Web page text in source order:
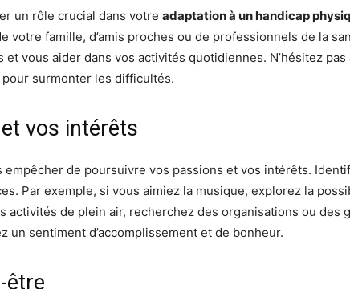
un rôle crucial dans votre adaptation à un handicap
votre famille, d’amis proches ou de professionnels de la
vous aider dans vos activités quotidiennes. N’hésitez pas
surmonter les difficultés.
vos intérêts
empêcher de poursuivre vos passions et vos intérêts.
Par exemple, si vous aimiez la musique, explorez la
activités de plein air, recherchez des organisations ou des
sentiment d’accomplissement et de bonheur.
être